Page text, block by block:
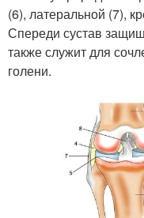
(6), латеральной (7),
Спереди сустав
также служит для
голени.